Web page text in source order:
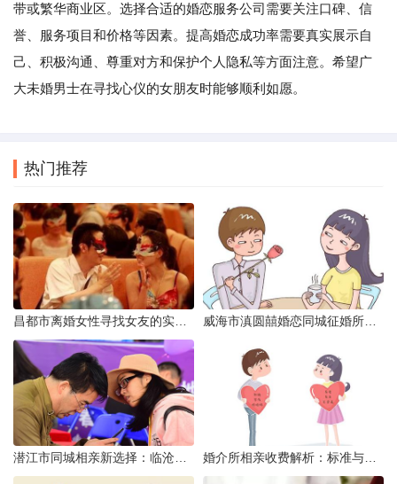
带或繁华商业区。选择合适的婚恋服务公司需要关注口碑、信
誉、服务项目和价格等因素。提高婚恋成功率需要真实展示自
己、积极沟通、尊重对方和保护个人隐私等方面注意。希望广
大未婚男士在寻找心仪的女朋友时能够顺利如愿。
热门推荐